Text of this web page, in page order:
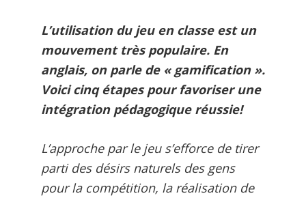
L’utilisation du jeu en classe est un
mouvement très populaire. En
anglais, on parle de « gamification ».
Voici cinq étapes pour favoriser une
intégration pédagogique réussie!
L’approche par le jeu s’efforce de tirer
parti des désirs naturels des gens
pour la compétition, la réalisation de